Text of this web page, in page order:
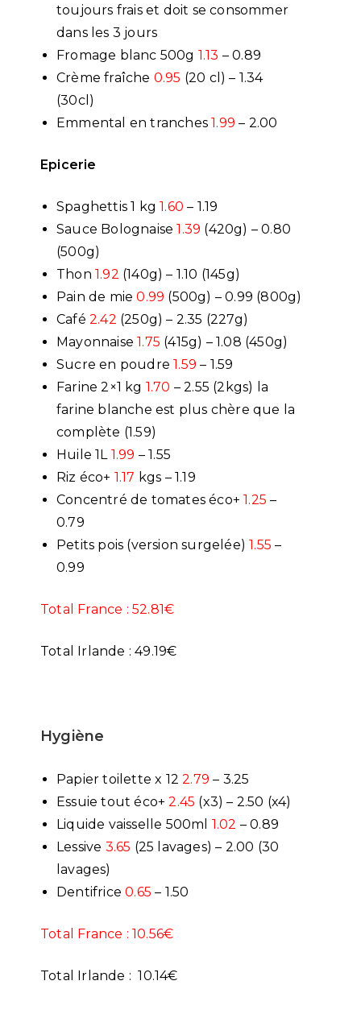
toujours frais et doit se consommer
dans les 3 jours
Fromage blanc 500g 1.13 – 0.89
Crème fraîche 0.95 (20 cl) – 1.34
(30cl)
Emmental en tranches1.99 – 2.00
Epicerie
Spaghettis 1 kg1.60 – 1.19
Sauce Bolognaise1.39 (420g) – 0.80
(500g)
Thon 1.92 (140g) – 1.10 (145g)
Pain de mie0.99 (500g) – 0.99 (800g)
Café 2.42 (250g) – 2.35 (227g)
Mayonnaise1.75 (415g) – 1.08 (450g)
Sucre en poudre1.59 – 1.59
Farine 2×1 kg 1.70 – 2.55 (2kgs) la
farine blanche est plus chère que la
complète (1.59)
Huile 1L 1.99 – 1.55
Riz éco+ 1.17 kgs – 1.19
Concentré de tomates éco+1.25 –
0.79
Petits pois (version surgelée)1.55 –
0.99
Total France : 52.81€
Total Irlande : 49.19€
Hygiène
Papier toilette x 122.79 – 3.25
Essuie tout éco+2.45 (x3) – 2.50 (x4)
Liquide vaisselle 500ml 1.02 – 0.89
Lessive 3.65 (25 lavages) – 2.00 (30
lavages)
Dentifrice0.65 – 1.50
Total France : 10.56€
Total Irlande : 10.14€